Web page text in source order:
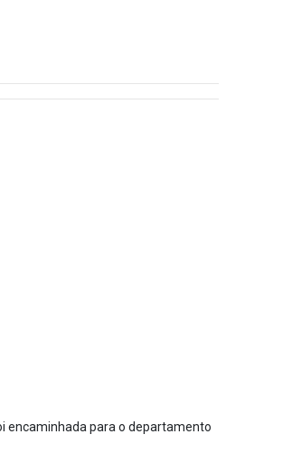
encaminhada para o departamento